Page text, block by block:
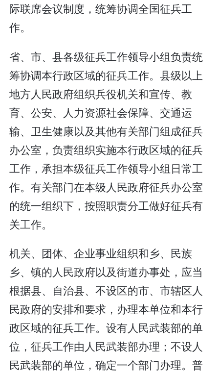
际联席会议制度，统筹协调全国征兵工
作。
省、市、县各级征兵工作领导小组负责统
筹协调本行政区域的征兵工作。县级以上
地方人民政府组织兵役机关和宣传、教
育、公安、人力资源社会保障、交通运
输、卫生健康以及其他有关部门组成征兵
办公室，负责组织实施本行政区域的征兵
工作，承担本级征兵工作领导小组日常工
作。有关部门在本级人民政府征兵办公室
的统一组织下，按照职责分工做好征兵有
关工作。
机关、团体、企业事业组织和乡、民族
乡、镇的人民政府以及街道办事处，应当
根据县、自治县、不设区的市、市辖区人
民政府的安排和要求，办理本单位和本行
政区域的征兵工作。设有人民武装部的单
位，征兵工作由人民武装部办理；不设人
民武装部的单位，确定一个部门办理。普